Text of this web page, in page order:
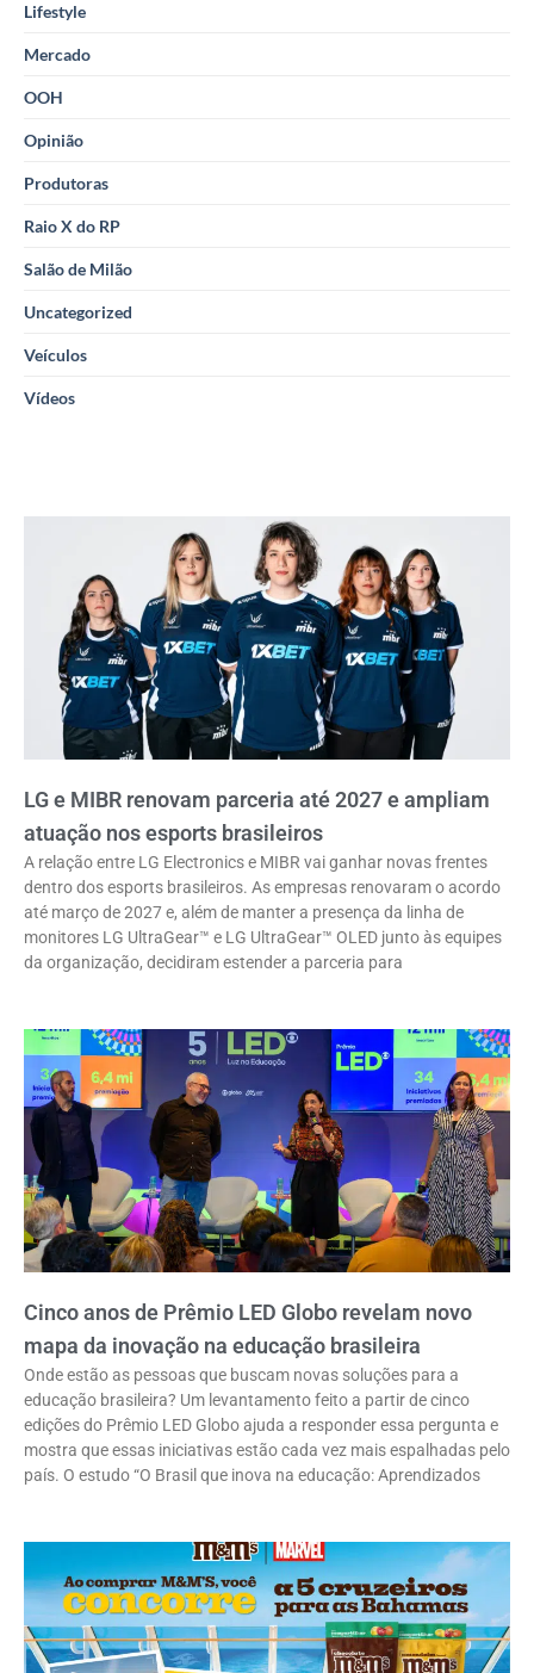
Lifestyle
Mercado
OOH
Opinião
Produtoras
Raio X do RP
Salão de Milão
Uncategorized
Veículos
Vídeos
LG e MIBR renovam parceria até 2027 e ampliam
atuação nos esports brasileiros
A relação entre LG Electronics e MIBR vai ganhar novas frentes
dentro dos esports brasileiros. As empresas renovaram o acordo
até março de 2027 e, além de manter a presença da linha de
monitores LG UltraGear™ e LG UltraGear™ OLED junto às equipes
da organização, decidiram estender a parceria para
Cinco anos de Prêmio LED Globo revelam novo
mapa da inovação na educação brasileira
Onde estão as pessoas que buscam novas soluções para a
educação brasileira? Um levantamento feito a partir de cinco
edições do Prêmio LED Globo ajuda a responder essa pergunta e
mostra que essas iniciativas estão cada vez mais espalhadas pelo
país. O estudo “O Brasil que inova na educação: Aprendizados